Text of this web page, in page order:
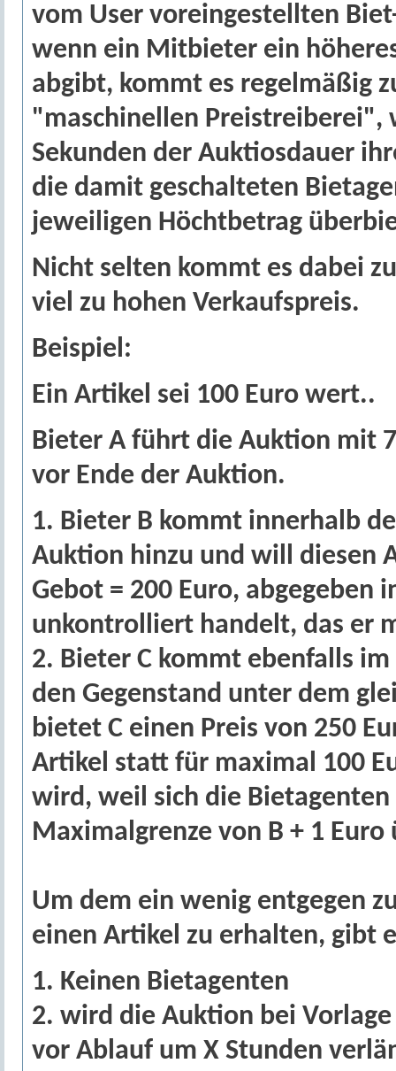
vom User voreingestellten
wenn ein Mitbieter ein
abgibt, kommt es regelmäßig
"maschinellen Preistreiberei",
Sekunden der Auktiosdauer
die damit geschalteten
jeweiligen Höchtbetrag
Nicht selten kommt es dabei
viel zu hohen Verkaufspreis.
Beispiel:
Ein Artikel sei 100 Euro wert..
Bieter A führt die Auktion mit
vor Ende der Auktion.
1. Bieter B kommt innerhalb
Auktion hinzu und will diesen
Gebot = 200 Euro, abgegeben
unkontrolliert handelt, das er
2. Bieter C kommt ebenfalls
den Gegenstand unter dem
bietet C einen Preis von 250
Artikel statt für maximal 100
wird, weil sich die Bietagenten
Maximalgrenze von B + 1
Um dem ein wenig entgegen
einen Artikel zu erhalten, gibt
1. Keinen Bietagenten
2. wird die Auktion bei
vor Ablauf um X Stunden